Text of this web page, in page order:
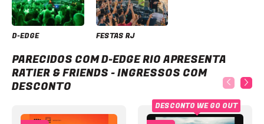
D-EDGE FESTAS RJ
PARECIDOS COM D-EDGE RIO APRESENTA
RATIER & FRIENDS - INGRESSOS COM
DESCONTO
DESCONTO WE GO OUT